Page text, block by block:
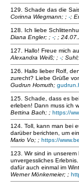
129. Schade das die
Corinna Wiegmann; ; -;
128. Ich liebe
Diana Engler; ; -; ;
127. Hallo! Freue mich
Alexandra Weiß; ; -;
126. Hallo lieber Rolf,
zurecht? Liebe Grüße
Gudrun Homuth;
125. Schade, dass es
erleben! Dann muss ich
Bettina Bach; ; https://
124. Toll, kann man bei
darüber berichten, um
Mario Vo; ; https://
123. Wir sind in
unvergessliches
dafür auch einmal im
Werner Mönkemeier; ;